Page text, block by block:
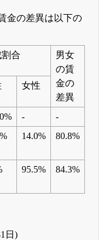
金の差異は以下の
合
男女
の賃
金の
差異
女性
-
-
14.0% 80.8%
95.5% 84.3%
日)